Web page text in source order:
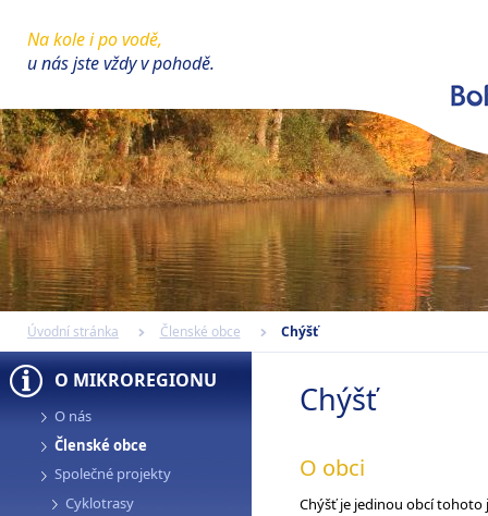
Na kole i po vodě,
u nás jste vždy v pohodě.
Úvodní stránka Členské obce Chýšť
O MIKROREGIONU
O nás
Členské obce
Společné projekty
Cyklotrasy
Chýšť
O obci
Chýšť je jedinou obcí tohoto